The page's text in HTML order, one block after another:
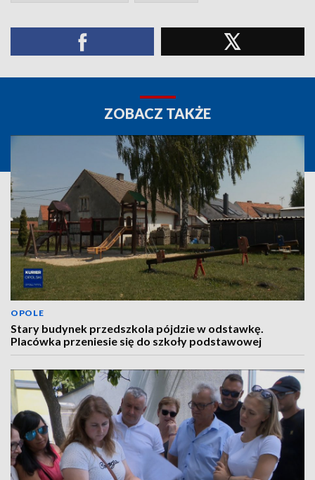
ZOBACZ TAKŻE
OPOLE
Stary budynek przedszkola pójdzie w odstawkę.
Placówka przeniesie się do szkoły podstawowej